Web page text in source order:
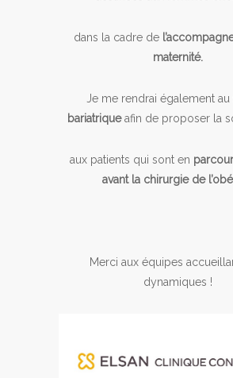
dans la cadre de
maternité.
Je me rendrai également au
bariatriqueafin de proposer la
aux patients qui sont en
avant la chirurgie de
Merci aux équipes
dynamiques !